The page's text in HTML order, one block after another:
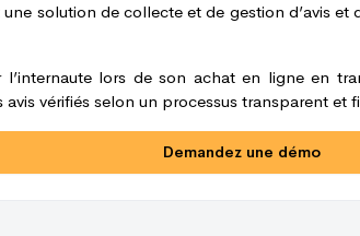
solution de collecte et de gestion d’avis
l’internaute lors de son achat en ligne en
avis vérifiés selon un processus transparent et
Demandez une démo